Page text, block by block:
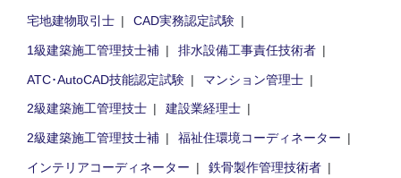
宅地建物取引士
CAD実務認定試験
1級建築施工管理技士補
排水設備工事責任技術者
ATC･AutoCAD技能認定試験
マンション管理士
2級建築施工管理技士
建設業経理士
2級建築施工管理技士補
福祉住環境コーディネーター
インテリアコーディネーター
鉄骨製作管理技術者